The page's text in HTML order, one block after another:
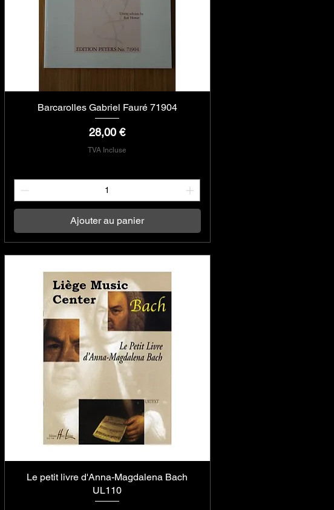
Aperçu rapide
Barcarolles Gabriel Fauré 71904
Prix
28,00 €
TVA Incluse
Ajouter au panier
Aperçu rapide
Le petit livre d'Anna-Magdalena Bach
UL110